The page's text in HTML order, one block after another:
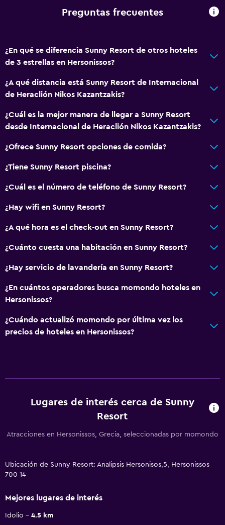
Preguntas frecuentes
¿En qué se diferencia Sunny Resort de otros hoteles
de 3 estrellas en Hersonissos?
¿A qué distancia está Sunny Resort de Internacional
de Heraclión Nikos Kazantzakis?
¿Cuál es la mejor manera de llegar a Sunny Resort
desde Internacional de Heraclión Nikos Kazantzakis?
¿Ofrece Sunny Resort opciones de comida?
¿Tiene Sunny Resort piscina?
¿Cuál es el número de teléfono de Sunny Resort?
¿Hay wifi en Sunny Resort?
¿A qué hora es el check-out en Sunny Resort?
¿Cuánto cuesta una habitación en Sunny Resort?
¿Hay servicio de lavandería en Sunny Resort?
¿En cuántos operadores busca momondo hoteles en
Hersonissos?
¿Cuándo actualizó momondo por última vez los
precios de hoteles en Hersonissos?
Lugares de interés cerca de Sunny
Resort
Atracciones en Hersonissos, Grecia, seleccionadas por momondo
Ubicación de Sunny Resort: Analipsis Hersonisos,5, Hersonissos
700 14
Mejores lugares de interés
Idolio
4.5 km